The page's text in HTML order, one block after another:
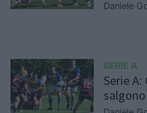
Daniele
SERIE A
Serie